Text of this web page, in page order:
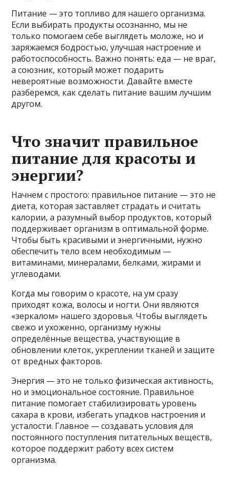
Питание — это топливо для нашего организма.
Если выбирать продукты осознанно, мы не
только помогаем себе выглядеть моложе, но и
заряжаемся бодростью, улучшая настроение и
работоспособность. Важно понять: еда — не враг,
а союзник, который может подарить
невероятные возможности. Давайте вместе
разберемся, как сделать питание вашим лучшим
другом.
Что значит правильное
питание для красоты и
энергии?
Начнем с простого: правильное питание — это не
диета, которая заставляет страдать и считать
калории, а разумный выбор продуктов, который
поддерживает организм в оптимальной форме.
Чтобы быть красивыми и энергичными, нужно
обеспечить тело всем необходимым —
витаминами, минералами, белками, жирами и
углеводами.
Когда мы говорим о красоте, на ум сразу
приходят кожа, волосы и ногти. Они являются
«зеркалом» нашего здоровья. Чтобы выглядеть
свежо и ухоженно, организму нужны
определённые вещества, участвующие в
обновлении клеток, укреплении тканей и защите
от вредных факторов.
Энергия — это не только физическая активность,
но и эмоциональное состояние. Правильное
питание помогает стабилизировать уровень
сахара в крови, избегать упадков настроения и
усталости. Главное — создавать условия для
постоянного поступления питательных веществ,
которое поддержит работу всех систем
организма.